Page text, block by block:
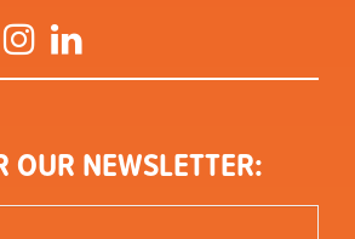
Instagram
OUR NEWSLETTER: